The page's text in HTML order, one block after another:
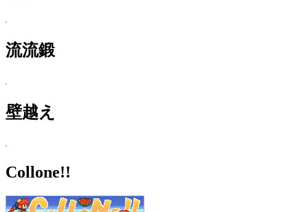
流流鍛
壁越え
Collone!!